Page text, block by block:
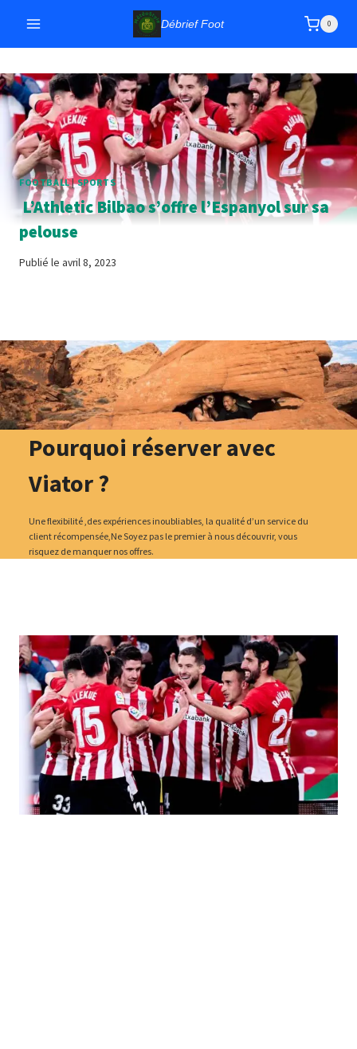
contenu
Débrief Foot 0
FOOTBALL|SPORTS
L’Athletic Bilbao s’offre l’Espanyol sur sa
pelouse
Publié le avril 8, 2023
Pourquoi réserver avec
Viator ?
Une flexibilité ,des expériences inoubliables, la qualité d’un service du
client récompensée,Ne Soyez pas le premier à nous découvrir, vous
risquez de manquer nos offres.